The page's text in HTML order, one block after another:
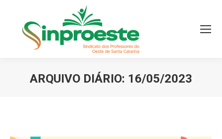
ARQUIVO DIÁRIO: 16/05/2023